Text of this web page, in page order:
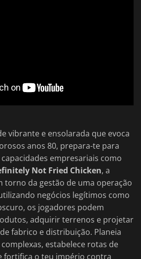
vibrante e ensolarada que evoca
anos 80, prepara-te para
empresariais como
Not Fried Chicken, a
torno da gestão de uma operação
negócios legítimos como
os jogadores podem
adquirir terrenos e projetar
fabrico e distribuição. Planeia
estabelece rotas de
fortifica o teu império contra